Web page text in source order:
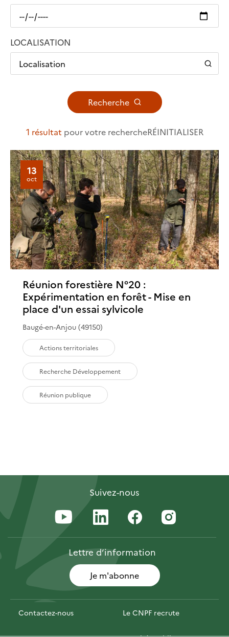
LOCALISATION
Localisation
Recherche
1 résultat pour votre rechercheRÉINITIALISER
13
oct
Réunion forestière N°20 :
Expérimentation en forêt - Mise en
place d'un essai sylvicole
Baugé-en-Anjou (49150)
Actions territoriales
Recherche Développement
Réunion publique
Suivez-nous
Lettred’information
Je m'abonne
Contactez-nous Le CNPF recrute